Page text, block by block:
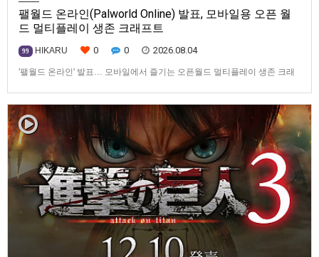
팰월드 온라인(Palworld Online) 발표, 모바일용 오픈 월
드 멀티플레이 생존 크래프트
99 HIKARU 0 0 2026.08.04
'팰월드 온라인' 발표… 모바일에서 즐기는 오픈월드 멀티플레이 생존 크래
인Pocketpair의 정식 라이선스를 받아, 글로벌 히트작 '팰월드(Palworld)'를
기반으로 한…